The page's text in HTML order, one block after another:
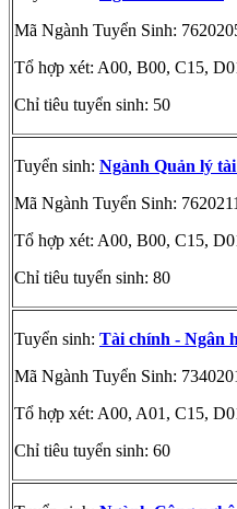
Mã Ngành Tuyển Sinh:
Tổ hợp xét: A00, B00, C15,
Chỉ tiêu tuyển sinh: 50
Tuyển sinh: Ngành Quản lý
Mã Ngành Tuyển Sinh: 7620211
Tổ hợp xét: A00, B00, C15,
Chỉ tiêu tuyển sinh: 80
Tuyển sinh: Tài chính - Ngân
Mã Ngành Tuyển Sinh:
Tổ hợp xét: A00, A01, C15,
Chỉ tiêu tuyển sinh: 60